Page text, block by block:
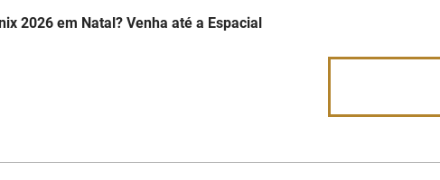
2026 em Natal? Venha até a Espacial